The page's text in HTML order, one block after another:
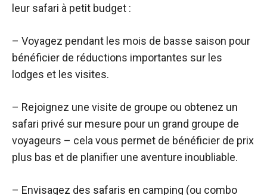
leur safari à petit budget :
– Voyagez pendant les mois de basse saison pour
bénéficier de réductions importantes sur les
lodges et les visites.
– Rejoignez une visite de groupe ou obtenez un
safari privé sur mesure pour un grand groupe de
voyageurs – cela vous permet de bénéficier de prix
plus bas et de planifier une aventure inoubliable.
– Envisagez des safaris en camping (ou combo